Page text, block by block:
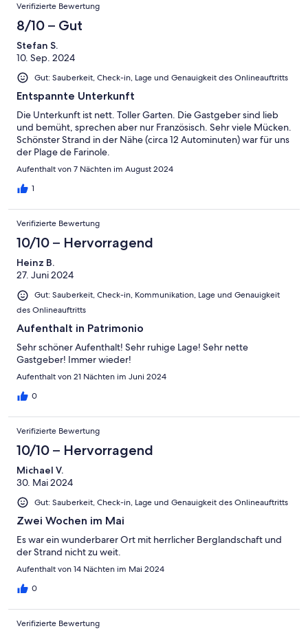
rapidement faire des excursions vers Saint Florent à l'ouest ou
Bastia à l'est. On peut se promener à pied dans Patrimonio,
boire de l'eau de source fraîche en dessous de l'église ou visiter
différents domaines viticoles. Antonia et Alain sont très aimables
et serviables. Nous avons passé un très bon moment chez nos
hôtes Antonia et Alain. Traduit avec DeepL.com (version
gratuite)
Verifizierte Bewertung
8/10 – Gut
Stefan S.
10. Sep. 2024
Gut: Sauberkeit, Check-in, Lage und Genauigkeit des Onlineauftritts
Entspannte Unterkunft
Die Unterkunft ist nett. Toller Garten. Die Gastgeber sind lieb
und bemüht, sprechen aber nur Französisch. Sehr viele Mücken.
Schönster Strand in der Nähe (circa 12 Autominuten) war für uns
der Plage de Farinole.
Aufenthalt von 7 Nächten im August 2024
1
Verifizierte Bewertung
10/10 – Hervorragend
Heinz B.
27. Juni 2024
Gut: Sauberkeit, Check-in, Kommunikation, Lage und Genauigkeit
des Onlineauftritts
Aufenthalt in Patrimonio
Sehr schöner Aufenthalt! Sehr ruhige Lage! Sehr nette
Gastgeber! Immer wieder!
Aufenthalt von 21 Nächten im Juni 2024
0
Verifizierte Bewertung
10/10 – Hervorragend
Michael V.
30. Mai 2024
Gut: Sauberkeit, Check-in, Lage und Genauigkeit des Onlineauftritts
Zwei Wochen im Mai
Es war ein wunderbarer Ort mit herrlicher Berglandschaft und
der Strand nicht zu weit.
Aufenthalt von 14 Nächten im Mai 2024
0
Verifizierte Bewertung